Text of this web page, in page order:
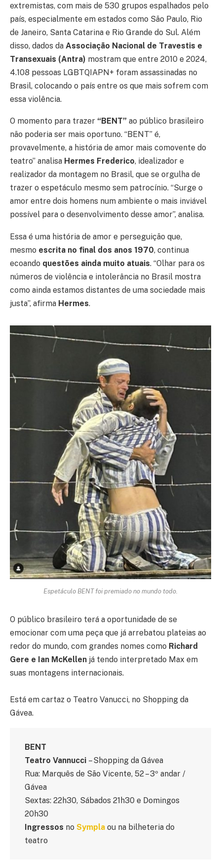
extremistas, com mais de 530 grupos espalhados pelo
país, especialmente em estados como São Paulo, Rio
de Janeiro, Santa Catarina e Rio Grande do Sul. Além
disso, dados da Associação Nacional de Travestis e
Transexuais (Antra) mostram que entre 2010 e 2024,
4.108 pessoas LGBTQIAPN+ foram assassinadas no
Brasil, colocando o país entre os que mais sofrem com
essa violência.
O momento para trazer “BENT” ao público brasileiro
não poderia ser mais oportuno. “BENT” é,
provavelmente, a história de amor mais comovente do
teatro” analisa Hermes Frederico, idealizador e
realizador da montagem no Brasil, que se orgulha de
trazer o espetáculo mesmo sem patrocínio. “Surge o
amor entre dois homens num ambiente o mais inviável
possível para o desenvolvimento desse amor”, analisa.
Essa é uma história de amor e perseguição que,
mesmo escrita no final dos anos 1970, continua
ecoando questões ainda muito atuais. “Olhar para os
números de violência e intolerância no Brasil mostra
como ainda estamos distantes de uma sociedade mais
justa”, afirma Hermes.
Espetáculo BENT foi premiado no mundo todo.
O público brasileiro terá a oportunidade de se
emocionar com uma peça que já arrebatou plateias ao
redor do mundo, com grandes nomes como Richard
Gere e Ian McKellen já tendo interpretado Max em
suas montagens internacionais.
Está em cartaz o Teatro Vanucci, no Shopping da
Gávea.
BENT
Teatro Vannucci – Shopping da Gávea
Rua: Marquês de São Vicente, 52 – 3º andar /
Gávea
Sextas: 22h30, Sábados 21h30 e Domingos
20h30
Ingressos no Sympla ou na bilheteria do
teatro